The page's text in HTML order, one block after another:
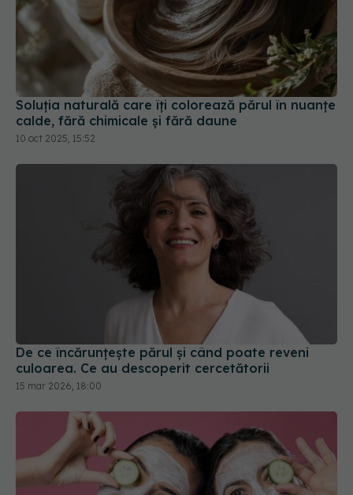
Soluția naturală care îți colorează părul în nuanțe
calde, fără chimicale și fără daune
10 oct 2025, 15:52
De ce încărunțește părul și când poate reveni
culoarea. Ce au descoperit cercetătorii